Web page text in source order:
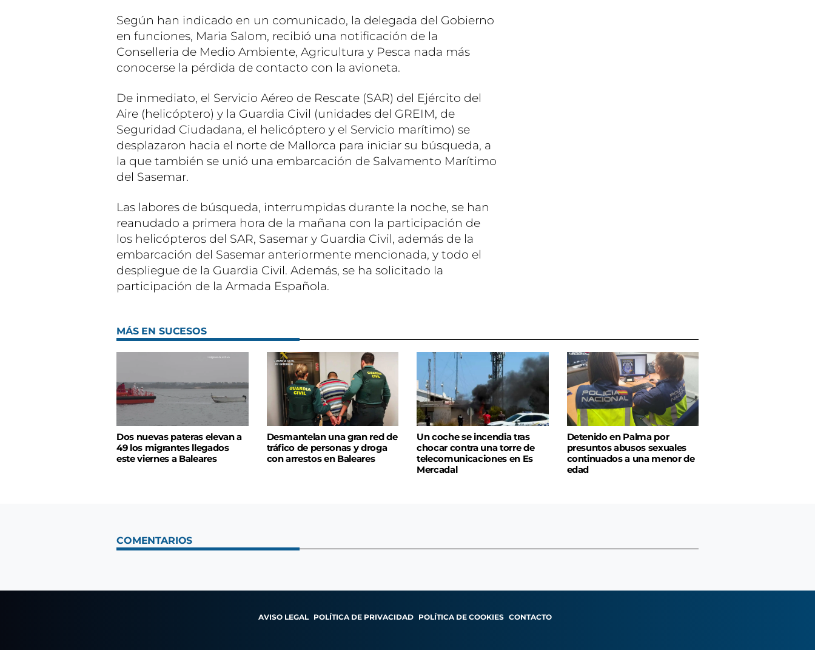
Según han indicado en un comunicado, la delegada del Gobierno
en funciones, Maria Salom, recibió una notificación de la
Conselleria de Medio Ambiente, Agricultura y Pesca nada más
conocerse la pérdida de contacto con la avioneta.
De inmediato, el Servicio Aéreo de Rescate (SAR) del Ejército del
Aire (helicóptero) y la Guardia Civil (unidades del GREIM, de
Seguridad Ciudadana, el helicóptero y el Servicio marítimo) se
desplazaron hacia el norte de Mallorca para iniciar su búsqueda, a
la que también se unió una embarcación de Salvamento Marítimo
del Sasemar.
Las labores de búsqueda, interrumpidas durante la noche, se han
reanudado a primera hora de la mañana con la participación de
los helicópteros del SAR, Sasemar y Guardia Civil, además de la
embarcación del Sasemar anteriormente mencionada, y todo el
despliegue de la Guardia Civil. Además, se ha solicitado la
participación de la Armada Española.
MÁS EN SUCESOS
Dos nuevas pateras elevan a
49 los migrantes llegados
este viernes a Baleares
Desmantelan una gran red de
tráfico de personas y droga
con arrestos en Baleares
Un coche se incendia tras
chocar contra una torre de
telecomunicaciones en Es
Mercadal
Detenido en Palma por
presuntos abusos sexuales
continuados a una menor de
edad
COMENTARIOS
AVISO LEGAL POLÍTICA DE PRIVACIDAD POLÍTICA DE COOKIES CONTACTO